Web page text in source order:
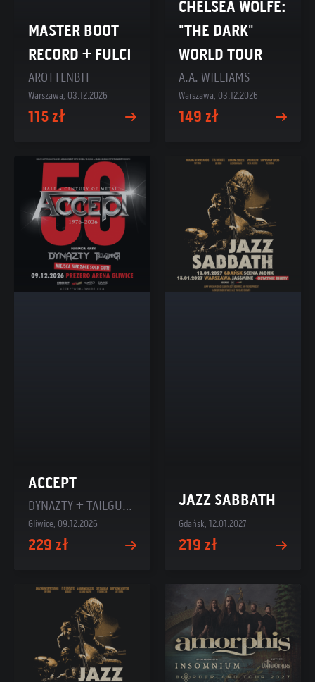
MASTER BOOT
RECORD + FULCI
AROTTENBIT
Warszawa, 03.12.2026
115 zł
CHELSEA WOLFE:
"THE DARK"
WORLD TOUR
A.A. WILLIAMS
Warszawa, 03.12.2026
149 zł
ACCEPT
DYNAZTY + TAILGUNNER
Gliwice, 09.12.2026
229 zł
JAZZ SABBATH
Gdańsk, 12.01.2027
219 zł